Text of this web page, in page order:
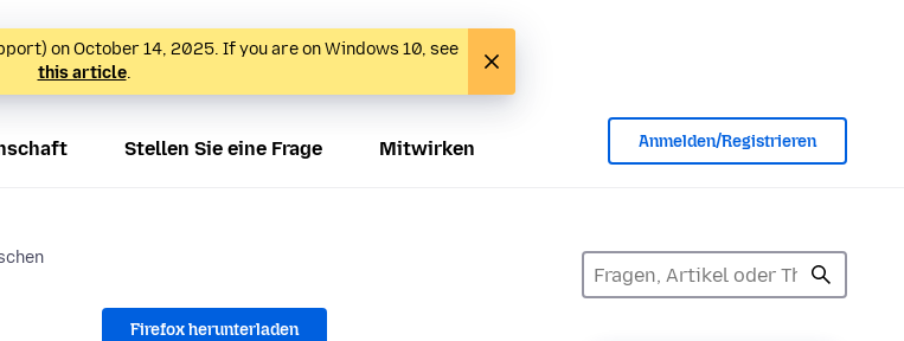
on October 14, 2025. If you are on Windows 10, see
this article.
Stellen Sie eine Frage Mitwirken Anmelden/Registrieren
Firefox herunterladen